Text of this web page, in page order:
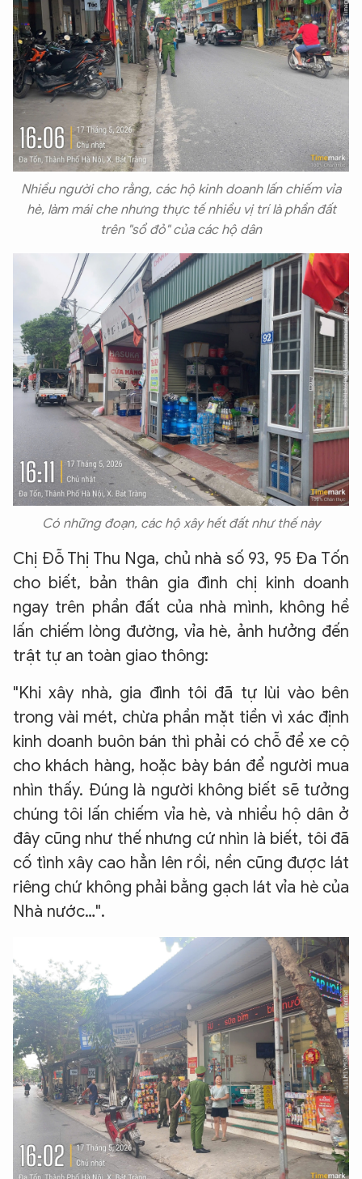
Nhiều người cho rằng, các hộ kinh doanh lấn chiếm vỉa
hè, làm mái che nhưng thực tế nhiều vị trí là phần đất
trên "sổ đỏ" của các hộ dân
Có những đoạn, các hộ xây hết đất như thế này
Chị Đỗ Thị Thu Nga, chủ nhà số 93, 95 Đa Tốn
cho biết, bản thân gia đình chị kinh doanh
ngay trên phần đất của nhà mình, không hề
lấn chiếm lòng đường, vỉa hè, ảnh hưởng đến
trật tự an toàn giao thông:
"Khi xây nhà, gia đình tôi đã tự lùi vào bên
trong vài mét, chừa phần mặt tiền vì xác định
kinh doanh buôn bán thì phải có chỗ để xe cộ
cho khách hàng, hoặc bày bán để người mua
nhìn thấy. Đúng là người không biết sẽ tưởng
chúng tôi lấn chiếm vỉa hè, và nhiều hộ dân ở
đây cũng như thế nhưng cứ nhìn là biết, tôi đã
cố tình xây cao hẳn lên rồi, nền cũng được lát
riêng chứ không phải bằng gạch lát vỉa hè của
Nhà nước…".